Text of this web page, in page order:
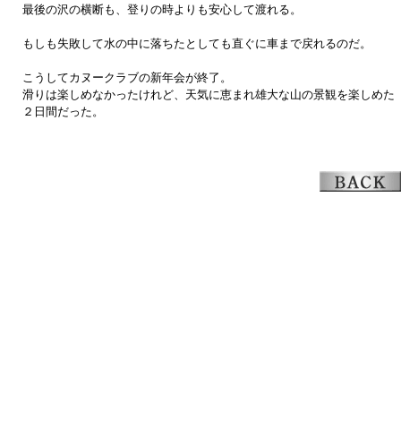
最後の沢の横断も、登りの時よりも安心して渡れる。
もしも失敗して水の中に落ちたとしても直ぐに車まで戻れるのだ。
こうしてカヌークラブの新年会が終了。
滑りは楽しめなかったけれど、天気に恵まれ雄大な山の景観を楽しめた
２日間だった。